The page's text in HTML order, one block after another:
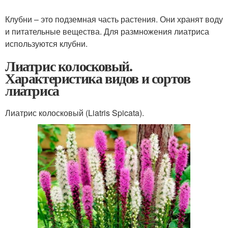
Клубни – это подземная часть растения. Они хранят воду
и питательные вещества. Для размножения лиатриса
используются клубни.
Лиатрис колосковый.
Характеристика видов и сортов
лиатриса
Лиатрис колосковый (Liatris Spicata).